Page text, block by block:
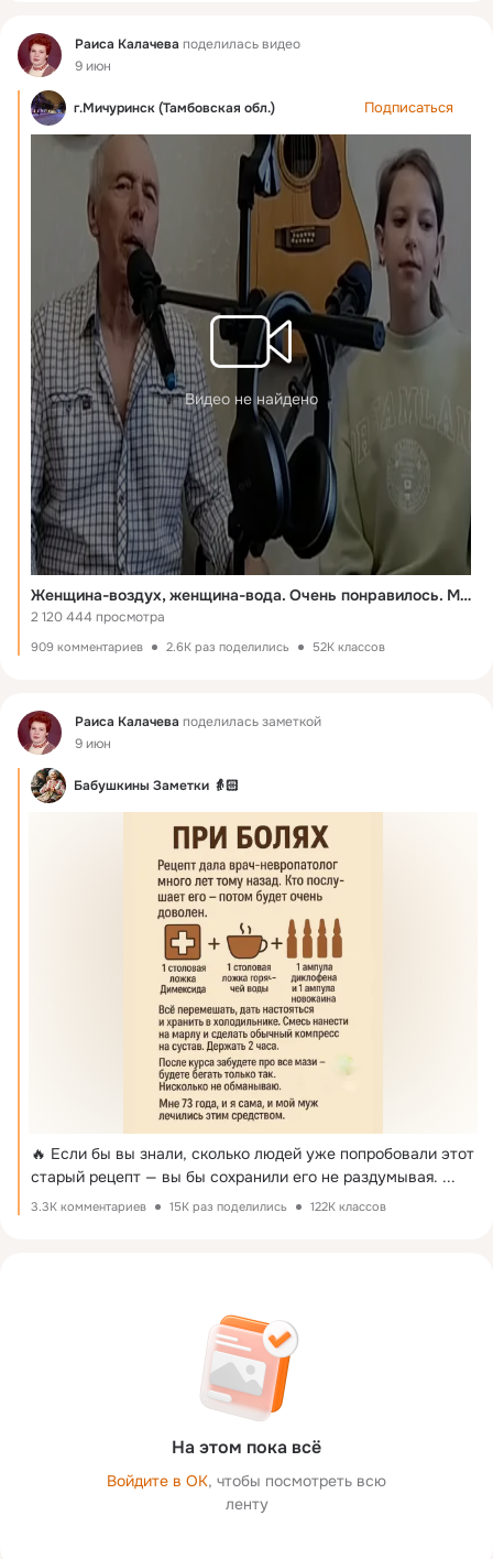
Фид Раиса Калачева поделилась видео
9 июн
г.Мичуринск (Тамбовская обл.) Подписаться
Видео не найдено
Женщина-воздух, женщина-вода. Очень понравилось. Молодцы!
2 120 444 просмотра
909 комментариев 2.6K раз поделились 52K классов
Фид Раиса Калачева поделилась заметкой
9 июн
Бабушкины Заметки 👵🏻
🔥 Если бы вы знали, сколько людей уже попробовали этот
старый рецепт — вы бы сохранили его не раздумывая. ...
3.3K комментариев 15K раз поделились 122K классов
На этом пока всё
Войдите в ОК, чтобы посмотреть всю
ленту